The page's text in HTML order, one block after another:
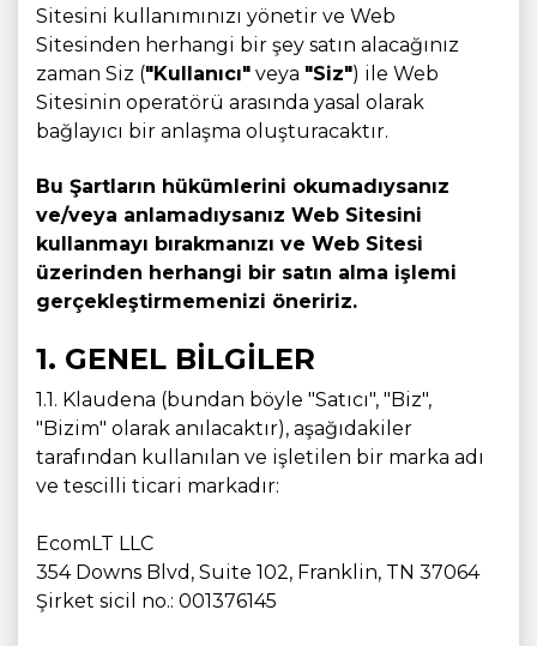
Sitesini kullanımınızı yönetir ve Web
Sitesinden herhangi bir şey satın alacağınız
zaman Siz ("Kullanıcı" veya "Siz") ile Web
Sitesinin operatörü arasında yasal olarak
bağlayıcı bir anlaşma oluşturacaktır.
Bu Şartların hükümlerini okumadıysanız
ve/veya anlamadıysanız Web Sitesini
kullanmayı bırakmanızı ve Web Sitesi
üzerinden herhangi bir satın alma işlemi
gerçekleştirmemenizi öneririz.
1. GENEL BİLGİLER
1.1. Klaudena (bundan böyle "Satıcı", "Biz",
"Bizim" olarak anılacaktır), aşağıdakiler
tarafından kullanılan ve işletilen bir marka adı
ve tescilli ticari markadır:
EcomLT LLC
354 Downs Blvd, Suite 102, Franklin, TN 37064
Şirket sicil no.: 001376145